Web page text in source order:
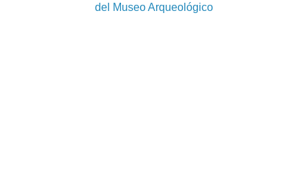
del Museo Arqueológico